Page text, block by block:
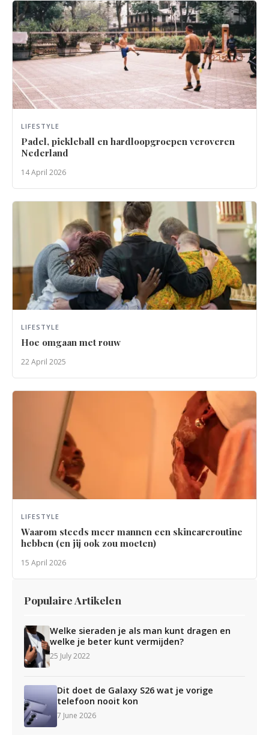
LIFESTYLE
Padel, pickleball en hardloopgroepen veroveren
Nederland
14 April 2026
LIFESTYLE
Hoe omgaan met rouw
22 April 2025
LIFESTYLE
Waarom steeds meer mannen een skincareroutine
hebben (en jij ook zou moeten)
15 April 2026
Populaire Artikelen
Welke sieraden je als man kunt dragen en
welke je beter kunt vermijden?
25 July 2022
Dit doet de Galaxy S26 wat je vorige
telefoon nooit kon
7 June 2026